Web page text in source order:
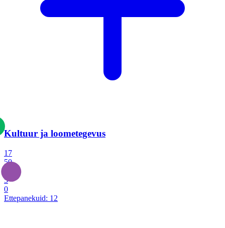
Kultuur ja loometegevus
17
50
5
0
Ettepanekuid: 12